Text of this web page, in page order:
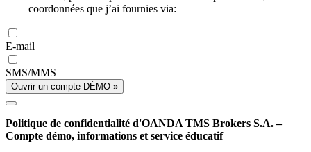
coordonnées que j’ai fournies via:
E-mail
SMS/MMS
Ouvrir un compte DÉMO »
Politique de confidentialité d'OANDA TMS Brokers S.A. –
Compte démo, informations et service éducatif